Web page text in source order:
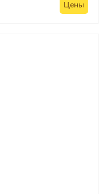
Цены